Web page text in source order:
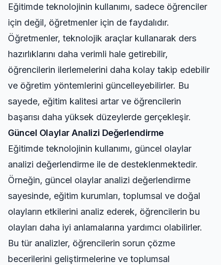
Eğitimde teknolojinin kullanımı, sadece öğrenciler
için değil, öğretmenler için de faydalıdır.
Öğretmenler, teknolojik araçlar kullanarak ders
hazırlıklarını daha verimli hale getirebilir,
öğrencilerin ilerlemelerini daha kolay takip edebilir
ve öğretim yöntemlerini güncelleyebilirler. Bu
sayede, eğitim kalitesi artar ve öğrencilerin
başarısı daha yüksek düzeylerde gerçekleşir.
Güncel Olaylar Analizi Değerlendirme
Eğitimde teknolojinin kullanımı, güncel olaylar
analizi değerlendirme ile de desteklenmektedir.
Örneğin, güncel olaylar analizi değerlendirme
sayesinde, eğitim kurumları, toplumsal ve doğal
olayların etkilerini analiz ederek, öğrencilerin bu
olayları daha iyi anlamalarına yardımcı olabilirler.
Bu tür analizler, öğrencilerin sorun çözme
becerilerini geliştirmelerine ve toplumsal